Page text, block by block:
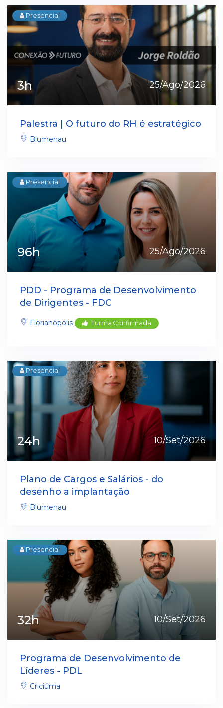
Presencial
3h 25/Ago/2026
Palestra | O futuro do RH é estratégico
Blumenau
Presencial
96h 25/Ago/2026
PDD - Programa de Desenvolvimento
de Dirigentes - FDC
Florianópolis Turma Confirmada
Presencial
24h 10/Set/2026
Plano de Cargos e Salários - do
desenho a implantação
Blumenau
Presencial
32h 10/Set/2026
Programa de Desenvolvimento de
Líderes - PDL
Criciúma